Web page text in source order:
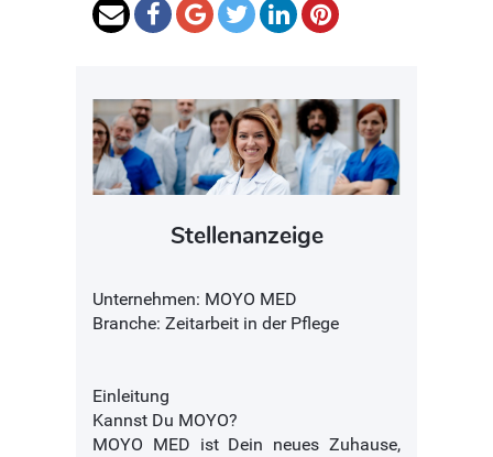
Stellenanzeige
Unternehmen: MOYO MED
Branche: Zeitarbeit in der Pflege
Einleitung
Kannst Du MOYO?
MOYO MED ist Dein neues Zuhause,